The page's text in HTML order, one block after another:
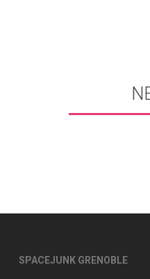
SPACEJUNK GRENOBLE